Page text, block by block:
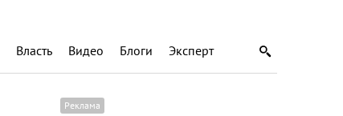
Власть Видео Блоги Эксперт